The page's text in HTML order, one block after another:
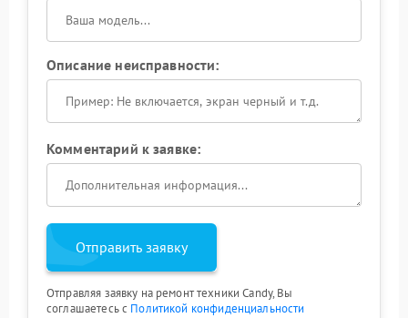
Описание неисправности:
Комментарий к заявке:
Отправить заявку
Отправляя заявку на ремонт техники Candy, Вы
соглашаетесь с Политикой конфиденциальности